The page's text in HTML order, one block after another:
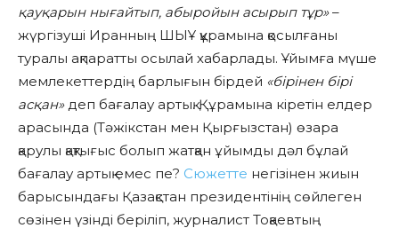
қауқарын нығайтып, абыройын асырып тұр»–
жүргізуші Иранның ШЫҰ құрамына қосылғаны
туралы ақпаратты осылай хабарлады. Ұйымға мүше
мемлекеттердің барлығын бірдей «бірінен бірі
асқан»деп бағалау артық. Құрамына кіретін елдер
арасында (Тәжікстан мен Қырғызстан) өзара
қарулы қақтығыс болып жатқан ұйымды дәл бұлай
бағалау артық емес пе? Сюжетте негізінен жиын
барысындағы Қазақстан президентінің сөйлеген
сөзінен үзінді беріліп, журналист Тоқаевтың